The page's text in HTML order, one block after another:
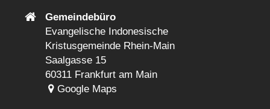
Gemeindebüro
Evangelische Indonesische
Kristusgemeinde Rhein-Main
Saalgasse 15
60311 Frankfurt am Main
Google Maps